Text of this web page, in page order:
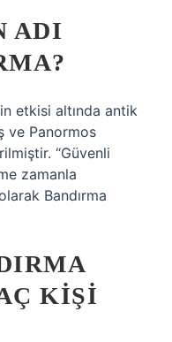
ADI
etkisi altında antik
ve Panormos
“Güvenli
zamanla
Bandırma
KIŞI